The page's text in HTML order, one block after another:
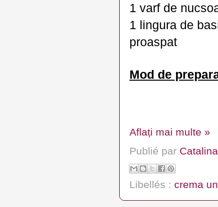
1 varf de
1 lingura de
proaspat
Mod de
Aflați mai multe »
Publié par Catalina
Libellés : crema